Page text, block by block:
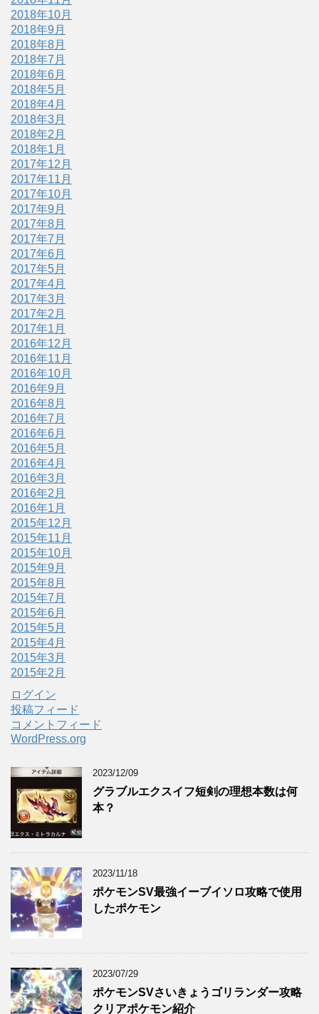
2018年10月
2018年9月
2018年8月
2018年7月
2018年6月
2018年5月
2018年4月
2018年3月
2018年2月
2018年1月
2017年12月
2017年11月
2017年10月
2017年9月
2017年8月
2017年7月
2017年6月
2017年5月
2017年4月
2017年3月
2017年2月
2017年1月
2016年12月
2016年11月
2016年10月
2016年9月
2016年8月
2016年7月
2016年6月
2016年5月
2016年4月
2016年3月
2016年2月
2016年1月
2015年12月
2015年11月
2015年10月
2015年9月
2015年8月
2015年7月
2015年6月
2015年5月
2015年4月
2015年3月
2015年2月
ログイン
投稿フィード
コメントフィード
WordPress.org
2023/12/09
グラブルエクスイフ短剣の理想本数は何
本？
2023/11/18
ポケモンSV最強イーブイソロ攻略で使用
したポケモン
2023/07/29
ポケモンSVさいきょうゴリランダー攻略
クリアポケモン紹介